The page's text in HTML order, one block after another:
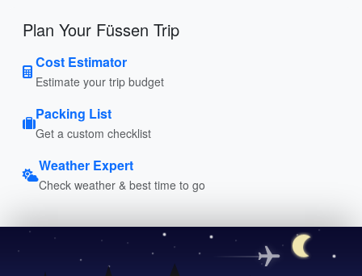
Plan Your Füssen Trip
Cost Estimator
Estimate your trip budget
Packing List
Get a custom checklist
Weather Expert
Check weather & best time to go